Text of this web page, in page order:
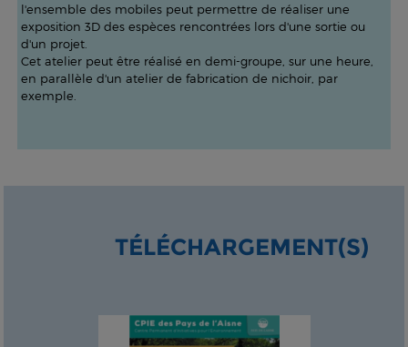
l'ensemble des mobiles peut permettre de réaliser une
exposition 3D des espèces rencontrées lors d'une sortie ou
d'un projet.
Cet atelier peut être réalisé en demi-groupe, sur une heure,
en parallèle d'un atelier de fabrication de nichoir, par
exemple.
TÉLÉCHARGEMENT(S)